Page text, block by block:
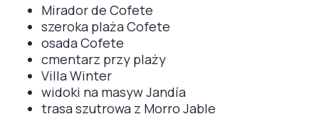
Mirador de Cofete
szeroka plaża Cofete
osada Cofete
cmentarz przy plaży
Villa Winter
widoki na masyw Jandía
trasa szutrowa z Morro Jable